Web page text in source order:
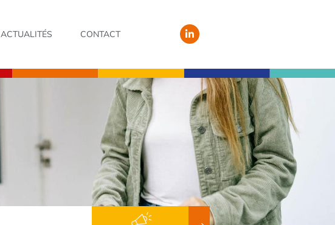
ACTUALITÉS CONTACT